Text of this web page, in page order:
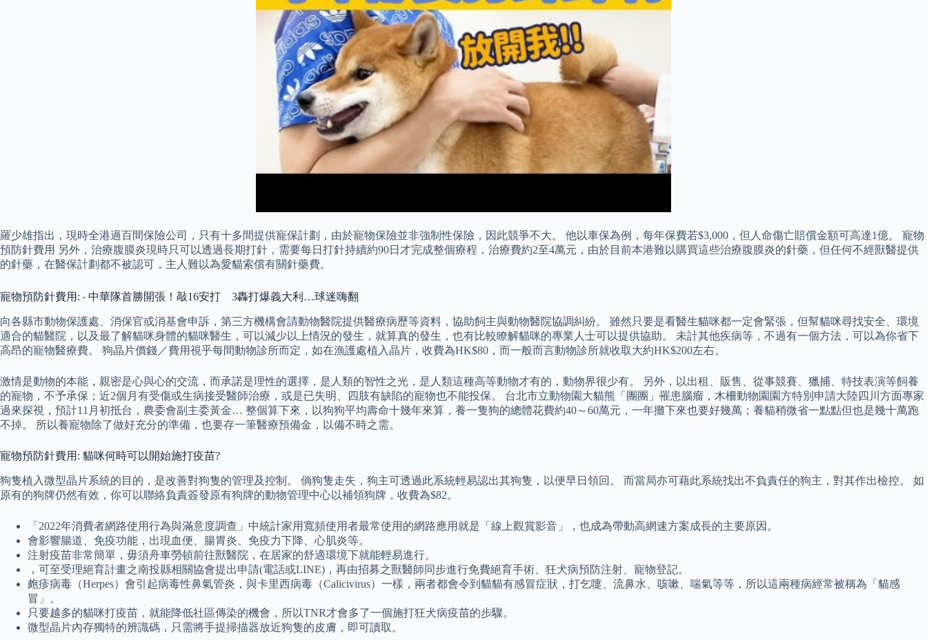
羅少雄指出，現時全港過百間保險公司，只有十多間提供寵保計劃，由於寵物保險並非強制性保險，因此競爭不大。 他以車保為例，每年保費若$3,000，但人命傷亡賠償金額可高達1億。 寵物
預防針費用 另外，治療腹膜炎現時只可以透過長期打針，需要每日打針持續約90日才完成整個療程，治療費約2至4萬元，由於目前本港難以購買這些治療腹膜炎的針藥，但任何不經獸醫提供
的針藥，在醫保計劃都不被認可，主人難以為愛貓索償有關針藥費。
寵物預防針費用: ‧ 中華隊首勝開張！敲16安打 3轟打爆義大利…球迷嗨翻
向各縣市動物保護處、消保官或消基會申訴，第三方機構會請動物醫院提供醫療病歷等資料，協助飼主與動物醫院協調糾紛。 雖然只要是看醫生貓咪都一定會緊張，但幫貓咪尋找安全、環境
適合的貓醫院，以及最了解貓咪身體的貓咪醫生，可以減少以上情況的發生，就算真的發生，也有比較瞭解貓咪的專業人士可以提供協助。 未計其他疾病等，不過有一個方法，可以為你省下
高昂的寵物醫療費。 狗晶片價錢／費用視乎每間動物診所而定，如在漁護處植入晶片，收費為HK$80，而一般而言動物診所就收取大約HK$200左右。
激情是動物的本能，親密是心與心的交流，而承諾是理性的選擇，是人類的智性之光，是人類這種高等動物才有的，動物界很少有。 另外，以出租、販售、從事競賽、獵捕、特技表演等飼養
的寵物，不予承保；近2個月有受傷或生病接受醫師治療，或是已失明、四肢有缺陷的寵物也不能投保。 台北市立動物園大貓熊「團團」罹患腦瘤，木柵動物園園方特別申請大陸四川方面專家
過來探視，預計11月初抵台，農委會副主委黃金… 整個算下來，以狗狗平均壽命十幾年來算，養一隻狗的總體花費約40～60萬元，一年攤下來也要好幾萬；養貓稍微省一點點但也是幾十萬跑
不掉。 所以養寵物除了做好充分的準備，也要存一筆醫療預備金，以備不時之需。
寵物預防針費用: 貓咪何時可以開始施打疫苗?
狗隻植入微型晶片系統的目的，是改善對狗隻的管理及控制。 倘狗隻走失，狗主可透過此系統輕易認出其狗隻，以便早日領回。 而當局亦可藉此系統找出不負責任的狗主，對其作出檢控。 如
原有的狗牌仍然有效，你可以聯絡負責簽發原有狗牌的動物管理中心以補領狗牌，收費為$82。
「2022年消費者網路使用行為與滿意度調查」中統計家用寬頻使用者最常使用的網路應用就是「線上觀賞影音」，也成為帶動高網速方案成長的主要原因。
會影響腸道、免疫功能，出現血便、腸胃炎、免疫力下降、心肌炎等。
注射疫苗非常簡單，毋須舟車勞頓前往獸醫院，在居家的舒適環境下就能輕易進行。
，可至受理絕育計畫之南投縣相關協會提出申請(電話或LINE)，再由招募之獸醫師同步進行免費絕育手術、狂犬病預防注射、寵物登記。
皰疹病毒（Herpes）會引起病毒性鼻氣管炎，與卡里西病毒（Calicivirus）一樣，兩者都會令到貓貓有感冒症狀，打乞嚏、流鼻水、咳嗽、喘氣等等，所以這兩種病經常被稱為「貓感
冒」。
只要越多的貓咪打疫苗，就能降低社區傳染的機會，所以TNR才會多了一個施打狂犬病疫苗的步驟。
微型晶片內存獨特的辨識碼，只需將手提掃描器放近狗隻的皮膚，即可讀取。